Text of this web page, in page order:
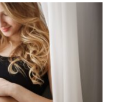
Árbol